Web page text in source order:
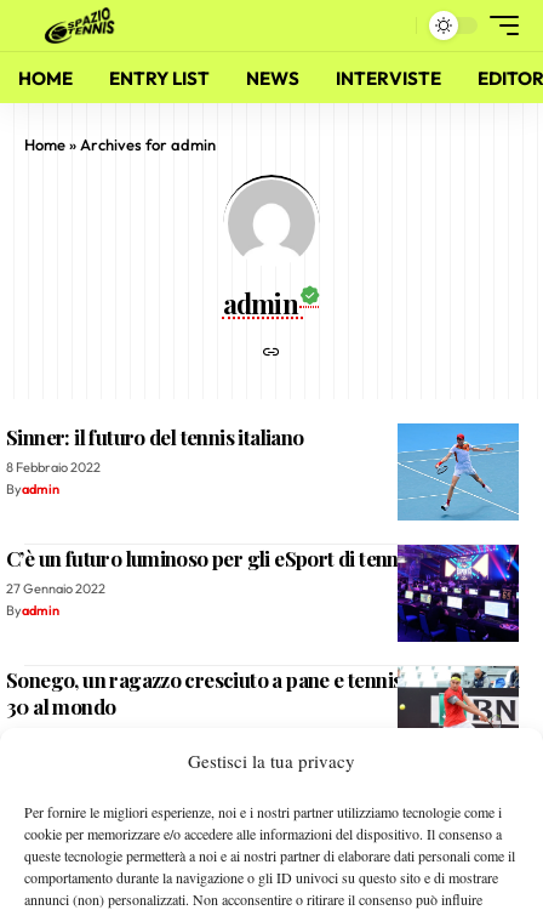
Gestisci la tua privacy
Per fornire le migliori esperienze, noi e i nostri partner utilizziamo tecnologie come i
cookie per memorizzare e/o accedere alle informazioni del dispositivo. Il consenso a
queste tecnologie permetterà a noi e ai nostri partner di elaborare dati personali come il
comportamento durante la navigazione o gli ID univoci su questo sito e di mostrare
annunci (non) personalizzati. Non acconsentire o ritirare il consenso può influire
HOME ENTRY LIST NEWS INTERVISTE
Home» Archives for admin
admin
Sinner: il futuro del tennis italiano
8 Febbraio 2022
Byadmin
C’è un futuro luminoso per gli eSport di tennis?
27 Gennaio 2022
Byadmin
Sonego, un ragazzo cresciuto a pane e tennis ora nei primi
30 al mondo
Scofield’s Corner – Prize money: ha ancora senso la parità
di montepremi?
7 Giugno 2019
admin